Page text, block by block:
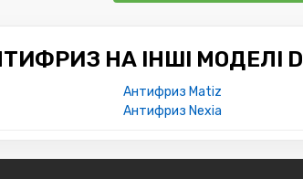
НА ІНШІ МОДЕЛІ
Антифриз Matiz
Антифриз Nexia